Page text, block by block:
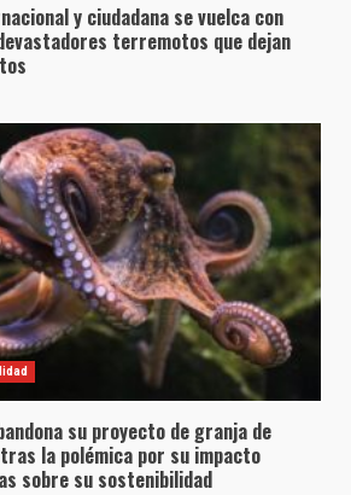
y ciudadana se vuelca con
terremotos que dejan
su proyecto de granja de
la polémica por su impacto
sobre su sostenibilidad